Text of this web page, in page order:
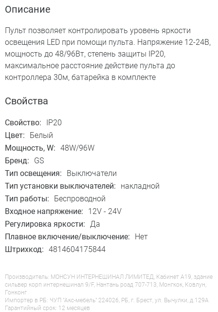
Описание
Пульт позволяет контролировать уровень яркости
освещения LED при помощи пульта. Напряжение 12-24В,
мощность до 48/96Вт, степень защиты IP20,
максимальное расстояние действие пульта до
контроллера 30м, батарейка в комплекте
Свойства
Свойство:
IP20
Цвет:
Белый
Мощность, W: 48W/96W
Бренд:
GS
Тип освещения:
Выключатели
Тип установки выключателей:
накладной
Тип работы:
Беспроводной
Входное напряжение:
12V - 24V
Регулировка яркости: Да
Плавное включение/выключение:
Нет
Штрихкод: 4814604175844
Производитель: МОНСУН ИНТЕРНЕШИНАЛ ЛИМИТЕД, Кабинет А19, здание
сильвер корп интернешинал 9/F, Нантань роад 707-713, Монгкок, Ковлун,
Гонконг
Импортер в РБ: ЧУП "Акс-мебель" 224026, РБ, г. Брест, ул. Вычулки, д.129А
Гарантийный срок: 12 месяцев